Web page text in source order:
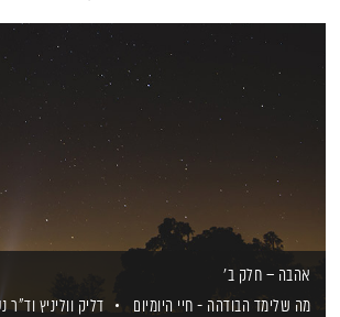
אהבה – חלק ב'
מה שלימד הבודהה - חיי היומיום
דליק ווליניץ וד"ר